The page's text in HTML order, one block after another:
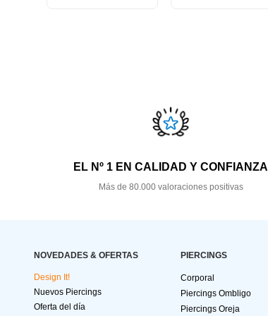
EL Nº 1 EN CALIDAD Y CONFIANZA
Más de 80.000 valoraciones positivas
NOVEDADES & OFERTAS
Design It!
Nuevos Piercings
Oferta del día
PIERCINGS
Corporal
Piercings Ombligo
Piercings Oreja